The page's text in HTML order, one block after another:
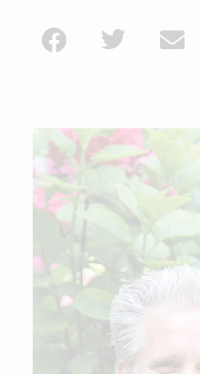
Facebook
Twitter